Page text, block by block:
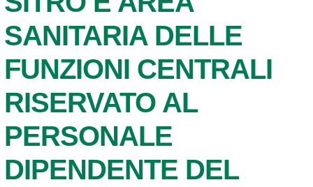
SANITARIA DELLE
FUNZIONI CENTRALI
RISERVATO AL
PERSONALE
DIPENDENTE DEL